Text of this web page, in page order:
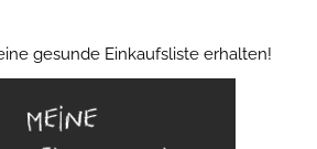
gesunde Einkaufsliste erhalten!